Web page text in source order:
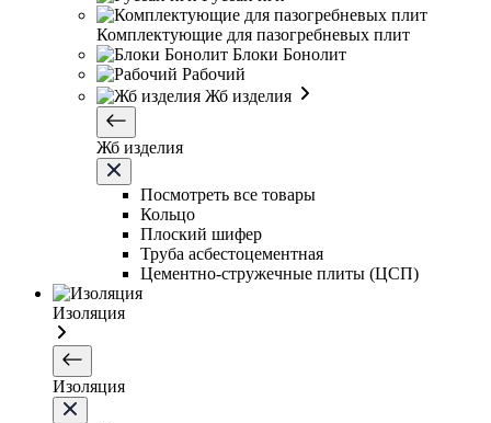
Комплектующие для пазогребневых плит
Блоки Бонолит
Рабочий
Жб изделия
Жб изделия
Посмотреть все товары
Кольцо
Плоский шифер
Труба асбестоцементная
Цементно-стружечные плиты (ЦСП)
Изоляция
Изоляция